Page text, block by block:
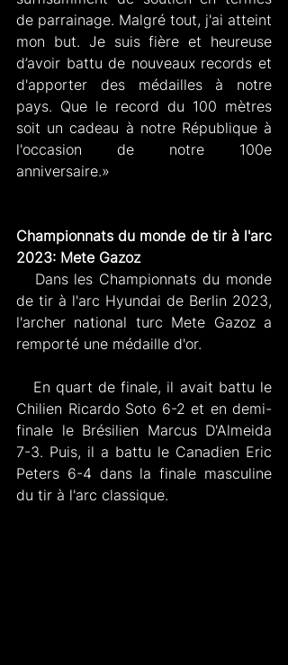
de parrainage. Malgré tout, j'ai atteint
mon but. Je suis fière et heureuse
d’avoir battu de nouveaux records et
d'apporter des médailles à notre
pays. Que le record du 100 mètres
soit un cadeau à notre République à
l'occasion de notre 100e
anniversaire.»
Championnats du monde de tir à l'arc
2023: Mete Gazoz
de tir à l'arc Hyundai de Berlin 2023,
l'archer national turc Mete Gazoz a
remporté une médaille d'or.
Chilien Ricardo Soto 6-2 et en demi-
finale le Brésilien Marcus D'Almeida
7-3. Puis, il a battu le Canadien Eric
Peters 6-4 dans la finale masculine
du tir à l'arc classique.